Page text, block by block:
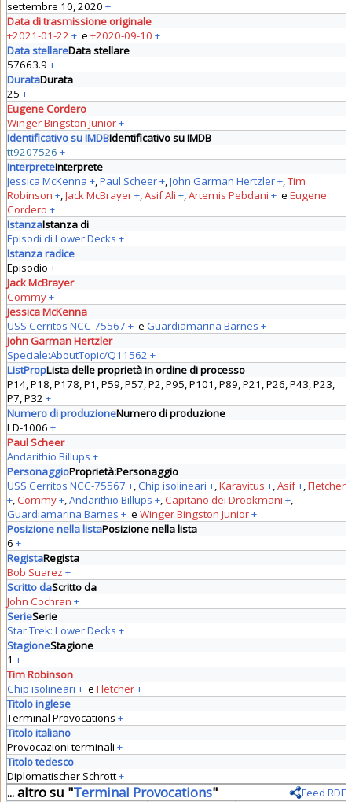
settembre 10, 2020 +
Data di trasmissione originale
+2021-01-22 +e +2020-09-10 +
Data stellareData stellare
57663.9 +
DurataDurata
25 +
Eugene Cordero
Winger Bingston Junior+
Identificativo su IMDBIdentificativo su IMDB
tt9207526 +
InterpreteInterprete
Jessica McKenna +,Paul Scheer+,John Garman Hertzler+,Tim
Robinson +,Jack McBrayer+,Asif Ali +,Artemis Pebdani +e Eugene
Cordero +
IstanzaIstanza di
Episodi di Lower Decks +
Istanza radice
Episodio +
Jack McBrayer
Commy+
Jessica McKenna
USS Cerritos NCC-75567 +e Guardiamarina Barnes +
John Garman Hertzler
Speciale:AboutTopic/Q11562 +
ListPropLista delle proprietà in ordine di processo
P14, P18, P178, P1, P59, P57, P2, P95, P101, P89, P21, P26, P43, P23,
P7, P32 +
Numero di produzioneNumero di produzione
LD-1006 +
Paul Scheer
Andarithio Billups +
PersonaggioProprietà:Personaggio
USS Cerritos NCC-75567 +,Chip isolineari +,Karavitus +,Asif+,Fletcher
+,Commy+,Andarithio Billups +,Capitano dei Drookmani +,
Guardiamarina Barnes +e Winger Bingston Junior+
Posizione nella listaPosizione nella lista
6 +
RegistaRegista
Bob Suarez +
Scritto daScritto da
John Cochran +
SerieSerie
Star Trek: Lower Decks +
StagioneStagione
1 +
Tim Robinson
Chip isolineari +e Fletcher+
Titolo inglese
Terminal Provocations +
Titolo italiano
Provocazioni terminali +
Titolo tedesco
Diplomatischer Schrott+
... altro su "Terminal Provocations"
Feed RDF